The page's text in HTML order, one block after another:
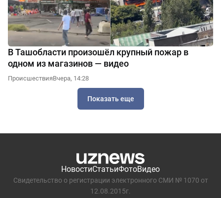
В Ташобласти произошёл крупный пожар в
одном из магазинов — видео
ПроисшествияВчера, 14:28
Показать еще
НовостиСтатьиФотоВидео
Свидетельство о регистрации электронного СМИ № 1070 от
12.08.2015г.